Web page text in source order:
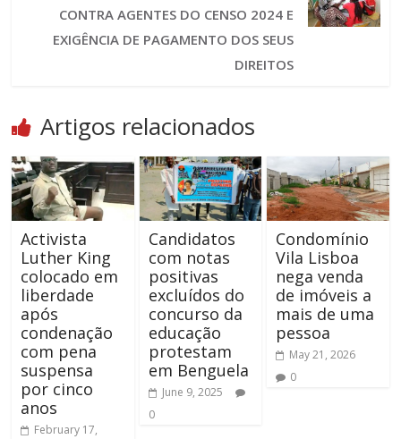
CONTRA AGENTES DO CENSO 2024 E
EXIGÊNCIA DE PAGAMENTO DOS SEUS
DIREITOS
Artigos relacionados
Activista
Luther King
colocado em
liberdade
após
condenação
com pena
suspensa
por cinco
anos
February 17,
Candidatos
com notas
positivas
excluídos do
concurso da
educação
protestam
em Benguela
June 9, 2025
0
Condomínio
Vila Lisboa
nega venda
de imóveis a
mais de uma
pessoa
May 21, 2026
0